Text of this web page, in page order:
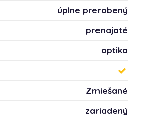
úplne prerobený
prenajaté
optika
Zmiešané
zariadený